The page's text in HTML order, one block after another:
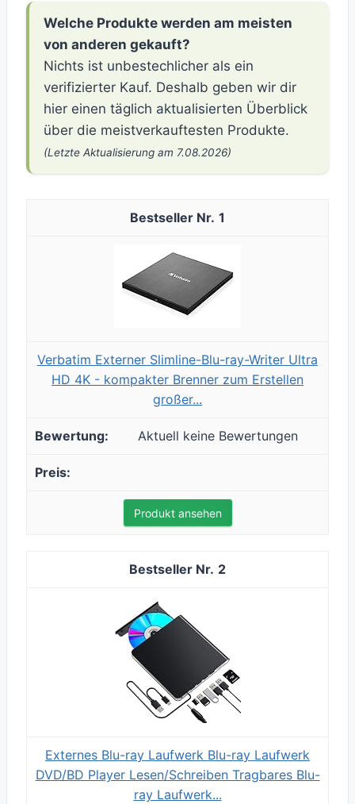
Welche Produkte werden am meisten
von anderen gekauft?
Nichts ist unbestechlicher als ein
verifizierter Kauf. Deshalb geben wir dir
hier einen täglich aktualisierten Überblick
über die meistverkauftesten Produkte.
(Letzte Aktualisierung am 7.08.2026)
1
Verbatim Externer Slimline-Blu-ray-Writer Ultra
HD 4K - kompakter Brenner zum Erstellen
großer...
Aktuell keine Bewertungen
Produkt ansehen
2
Externes Blu-ray Laufwerk Blu-ray Laufwerk
DVD/BD Player Lesen/Schreiben Tragbares Blu-
ray Laufwerk...